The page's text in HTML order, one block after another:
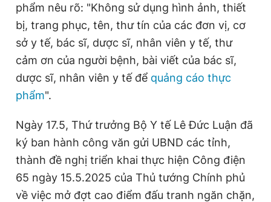
phẩm nêu rõ: "Không sử dụng hình ảnh, thiết
bị, trang phục, tên, thư tín của các đơn vị, cơ
sở y tế, bác sĩ, dược sĩ, nhân viên y tế, thư
cảm ơn của người bệnh, bài viết của bác sĩ,
dược sĩ, nhân viên y tế để quảng cáo thực
phẩm".
Ngày 17.5, Thứ trưởng Bộ Y tế Lê Đức Luận đã
ký ban hành công văn gửi UBND các tỉnh,
thành đề nghị triển khai thực hiện Công điện
65 ngày 15.5.2025 của Thủ tướng Chính phủ
về việc mở đợt cao điểm đấu tranh ngăn chặn,